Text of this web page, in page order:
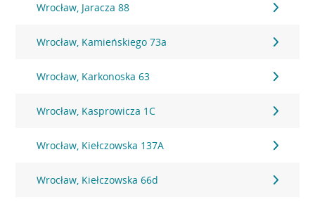
Wrocław, Jaracza 88
Wrocław, Kamieńskiego 73a
Wrocław, Karkonoska 63
Wrocław, Kasprowicza 1C
Wrocław, Kiełczowska 137A
Wrocław, Kiełczowska 66d